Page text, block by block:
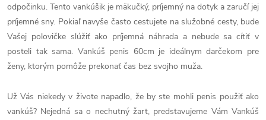
odpočinku. Tento vankúšik je mäkučký, príjemný na dotyk a zaručí jej
príjemné sny. Pokiaľ navyše často cestujete na služobné cesty, bude
Vašej polovičke slúžiť ako príjemná náhrada a nebude sa cítiť v
posteli tak sama. Vankúš penis 60cm je ideálnym darčekom pre
ženy, ktorým pomôže prekonať čas bez svojho muža.
Už Vás niekedy v živote napadlo, že by ste mohli penis použiť ako
vankúš? Nejedná sa o nechutný žart, predstavujeme Vám Vankúš